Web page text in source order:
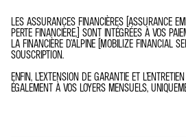
LES ASSURANCES FINANCIÈRES (ASSURANCE
PERTE FINANCIÈRE,) SONT INTÉGRÉES À VOS
LA FINANCIÈRE D’ALPINE (MOBILIZE FINANCIAL
SOUSCRIPTION.
ENFIN, L’EXTENSION DE GARANTIE ET
ÉGALEMENT À VOS LOYERS MENSUELS,